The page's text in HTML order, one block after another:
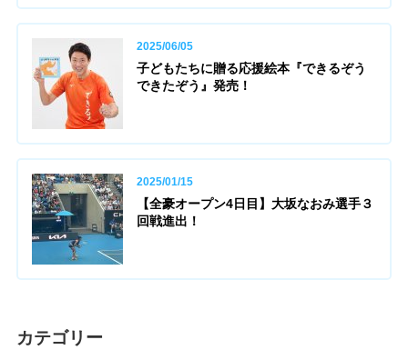
2025/06/05
子どもたちに贈る応援絵本『できるぞう
できたぞう』発売！
2025/01/15
【全豪オープン4日目】大坂なおみ選手３
回戦進出！
カテゴリー